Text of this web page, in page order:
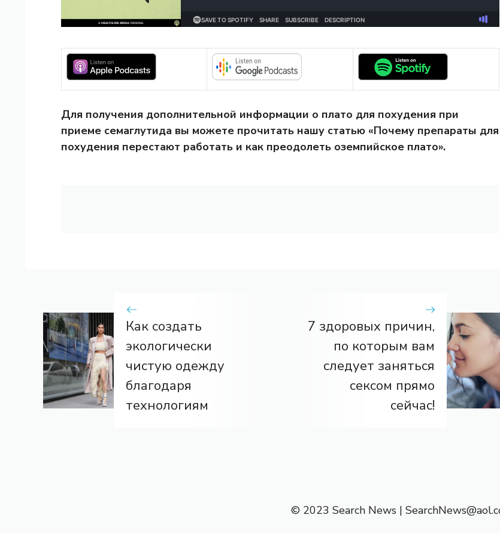
Для получения дополнительной информации о плато для похудения при
приеме семаглутида вы можете прочитать нашу статью «Почему препараты для
похудения перестают работать и как преодолеть оземпийское плато».
Как создать
экологически
чистую одежду
благодаря
технологиям
7 здоровых причин,
по которым вам
следует заняться
сексом прямо
сейчас!
© 2023 Search News |